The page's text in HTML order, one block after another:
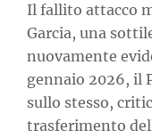
Il fallito attacco
Garcia, una
nuovamente
gennaio 2026, il
sullo stesso,
trasferimento